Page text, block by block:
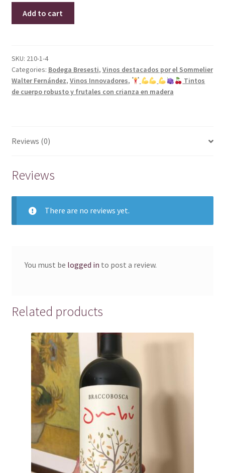
Reserva
Especial
2020
quantity
Add to cart
SKU: 210-1-4
Categories: Bodega Bresesti, Vinos destacados por el Sommelier
Walter Fernández, Vinos Innovadores,
Tintos
de cuerpo robusto y frutales con crianza en madera
Reviews (0)
Reviews
There are no reviews yet.
You must be logged in to post a review.
Related products